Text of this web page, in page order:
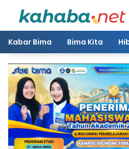
Kabar Bima Bima Kita